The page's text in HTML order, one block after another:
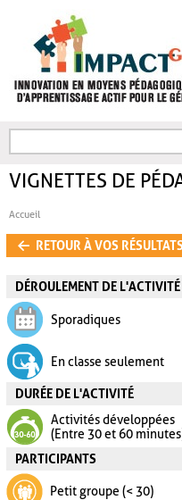
FORMULAIRE DE
VIGNETTES DE
Accueil
RETOUR À VOS
DÉROULEMENT DE L'ACTIVITÉ
Sporadiques
En classe seulement
DURÉE DE L'ACTIVITÉ
Activités développées
(Entre 30 et 60
PARTICIPANTS
Petit groupe (< 30)